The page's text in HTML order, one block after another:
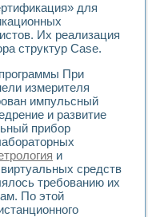
характеризации
процессов получения
зрения для контроля
переходных процессов
обучающих
путем
и защиты ускорителя
процессом
газовой среды специальной
с
NATIONAL INSTRUMENTS
термотрансферной
для
Их реализация
структур Case.
При
измерителя
импульсный
и развитие
прибор
и
средств
требованию их
По этой